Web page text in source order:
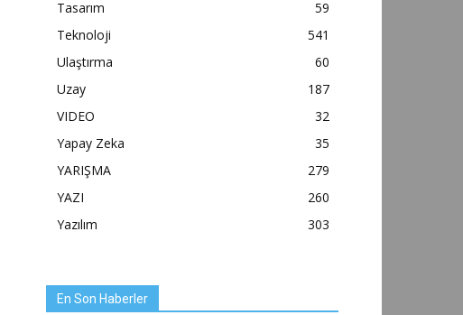
Tasarım
59
Teknoloji
541
Ulaştırma
60
Uzay
187
VIDEO
32
Yapay Zeka
35
YARIŞMA
279
YAZI
260
Yazılım
303
En Son Haberler